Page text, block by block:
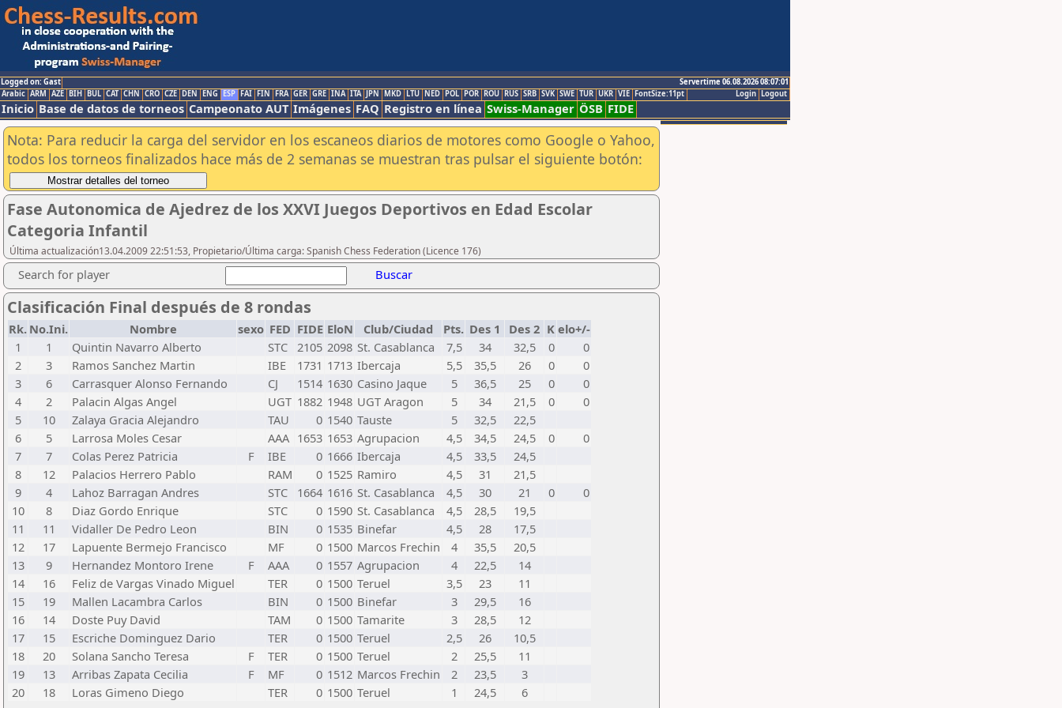
Logged on: Gast
Servertime 06.08.2026 08:07:01
Logout
Login
Arabic ARM AZE BIH BUL CAT CHN CRO CZE DEN ENG ESP FAI FIN FRA GER GRE INA ITA JPN MKD LTU NED POL POR ROU RUS SRB SVK SWE TUR UKR VIE FontSize:11pt
Inicio Base de datos de torneos Campeonato AUT Imágenes FAQ Registro en línea Swiss-Manager ÖSB FIDE
Nota: Para reducir la carga del servidor en los escaneos diarios de motores como Google o Yahoo,
todos los torneos finalizados hace más de 2 semanas se muestran tras pulsar el siguiente botón:
Fase Autonomica de Ajedrez de los XXVI Juegos Deportivos en Edad Escolar
Categoria Infantil
Última actualización13.04.2009 22:51:53, Propietario/Última carga: Spanish Chess Federation (Licence 176)
Search for player Buscar
Clasificación Final después de 8 rondas
Rk. No.Ini. Nombre sexo FED FIDE EloN Club/Ciudad Pts. Des 1 Des 2 K elo+/-
1
1 Quintin Navarro Alberto STC 2105 2098 St. Casablanca 7,5 34 32,5 0
0
2
3 Ramos Sanchez Martin IBE 1731 1713 Ibercaja 5,5 35,5 26 0
0
3
6 Carrasquer Alonso Fernando CJ 1514 1630 Casino Jaque 5 36,5 25 0
0
4
2 Palacin Algas Angel UGT 1882 1948 UGT Aragon 5 34 21,5 0
0
5
10 Zalaya Gracia Alejandro TAU 0 1540 Tauste 5 32,5
22,5
6
5 Larrosa Moles Cesar AAA 1653 1653 Agrupacion 4,5 34,5 24,5 0
0
7
7 Colas Perez Patricia F IBE 0 1666 Ibercaja 4,5 33,5
24,5
8
12 Palacios Herrero Pablo RAM 0 1525 Ramiro 4,5 31
21,5
9
4 Lahoz Barragan Andres STC 1664 1616 St. Casablanca 4,5 30 21 0
0
10
8 Diaz Gordo Enrique STC 0 1590 St. Casablanca 4,5 28,5
19,5
11
11 Vidaller De Pedro Leon BIN 0 1535 Binefar 4,5 28
17,5
12
17 Lapuente Bermejo Francisco MF 0 1500 Marcos Frechin 4 35,5
20,5
13
9 Hernandez Montoro Irene F AAA 0 1557 Agrupacion 4 22,5
14
14
16 Feliz de Vargas Vinado Miguel TER 0 1500 Teruel 3,5 23
11
15
19 Mallen Lacambra Carlos BIN 0 1500 Binefar 3 29,5
16
16
14 Doste Puy David TAM 0 1500 Tamarite 3 28,5
12
17
15 Escriche Dominguez Dario TER 0 1500 Teruel 2,5 26
10,5
18
20 Solana Sancho Teresa F TER 0 1500 Teruel 2 25,5
11
19
13 Arribas Zapata Cecilia F MF 0 1512 Marcos Frechin 2 23,5
3
20
18 Loras Gimeno Diego TER 0 1500 Teruel 1 24,5
6